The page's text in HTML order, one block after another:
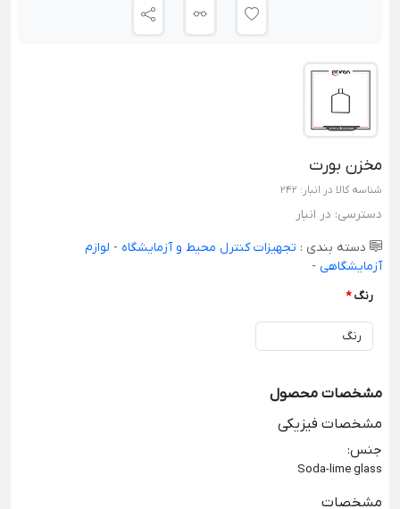
مخزن بورت
شناسه کالا در انبار: 242
دسترسی: در انبار
دسته بندی : تجهیزات کنترل محیط و آزمایشگاه - لوازم
آزمایشگاهی -
رنگ *
مشخصات محصول
مشخصات فیزیکی
جنس:
Soda-lime glass
مشخصات